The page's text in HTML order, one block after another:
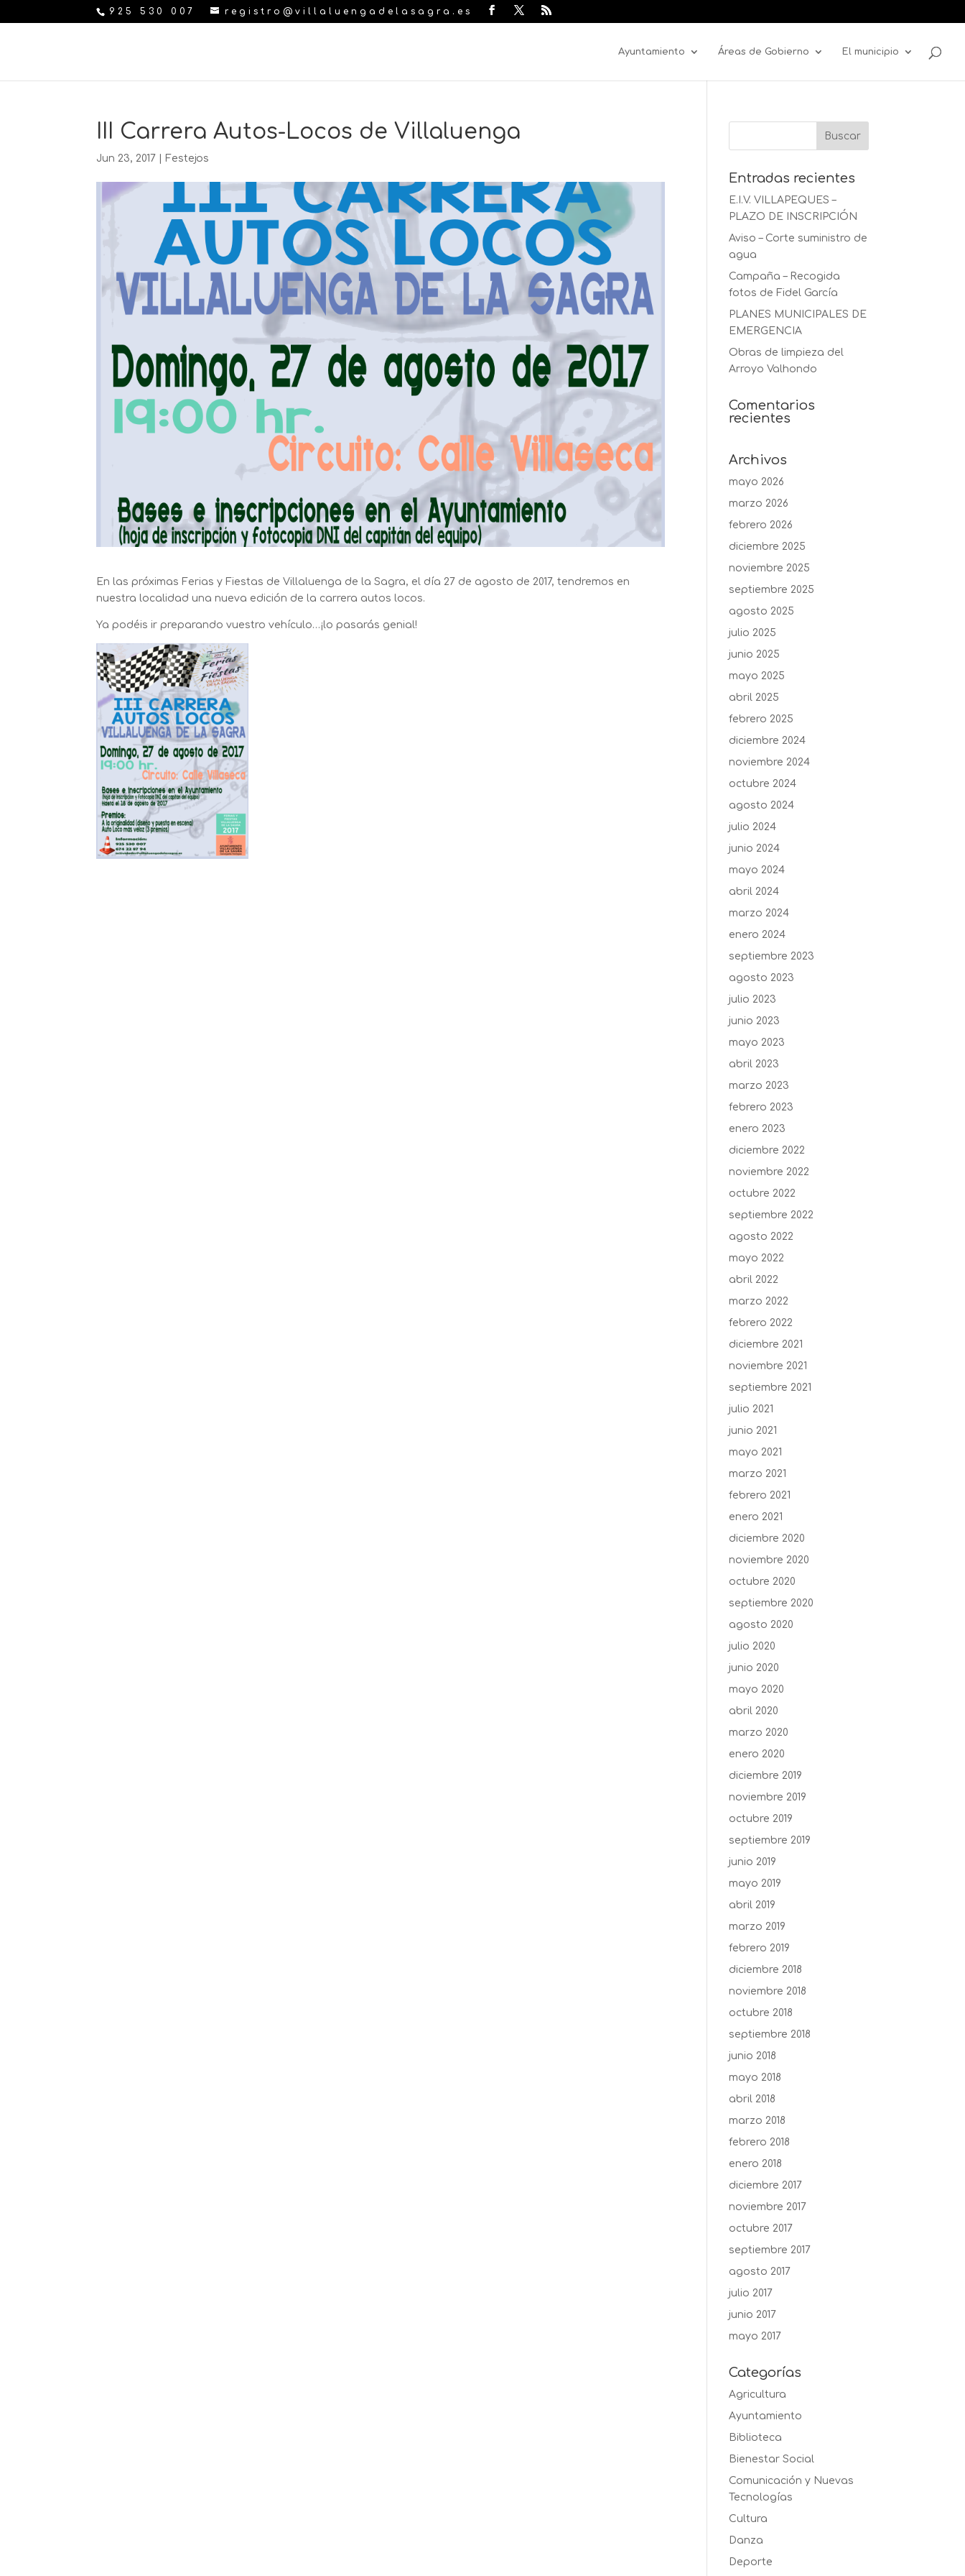
925 530 007 registro@villaluengadelasagra.es
Ayuntamiento Áreas de Gobierno El municipio
III Carrera Autos-Locos de Villaluenga
Jun 23, 2017 Festejos
En las próximas Ferias y Fiestas de Villaluenga de la Sagra, el día 27 de agosto de 2017, tendremos en
nuestra localidad una nueva edición de la carrera autos locos.
Ya podéis ir preparando vuestro vehículo…¡lo pasarás genial!
Entradas recientes
E.I.V. VILLAPEQUES –
PLAZO DE INSCRIPCIÓN
Aviso – Corte suministro de
agua
Campaña – Recogida
fotos de Fidel García
PLANES MUNICIPALES DE
EMERGENCIA
Obras de limpieza del
Arroyo Valhondo
Comentarios
recientes
Archivos
mayo 2026
marzo 2026
febrero 2026
diciembre 2025
noviembre 2025
septiembre 2025
agosto 2025
julio 2025
junio 2025
mayo 2025
abril 2025
febrero 2025
diciembre 2024
noviembre 2024
octubre 2024
agosto 2024
julio 2024
junio 2024
mayo 2024
abril 2024
marzo 2024
enero 2024
septiembre 2023
agosto 2023
julio 2023
junio 2023
mayo 2023
abril 2023
marzo 2023
febrero 2023
enero 2023
diciembre 2022
noviembre 2022
octubre 2022
septiembre 2022
agosto 2022
mayo 2022
abril 2022
marzo 2022
febrero 2022
diciembre 2021
noviembre 2021
septiembre 2021
julio 2021
junio 2021
mayo 2021
marzo 2021
febrero 2021
enero 2021
diciembre 2020
noviembre 2020
octubre 2020
septiembre 2020
agosto 2020
julio 2020
junio 2020
mayo 2020
abril 2020
marzo 2020
enero 2020
diciembre 2019
noviembre 2019
octubre 2019
septiembre 2019
junio 2019
mayo 2019
abril 2019
marzo 2019
febrero 2019
diciembre 2018
noviembre 2018
octubre 2018
septiembre 2018
junio 2018
mayo 2018
abril 2018
marzo 2018
febrero 2018
enero 2018
diciembre 2017
noviembre 2017
octubre 2017
septiembre 2017
agosto 2017
julio 2017
junio 2017
mayo 2017
Categorías
Agricultura
Ayuntamiento
Biblioteca
Bienestar Social
Comunicación y Nuevas
Tecnologías
Cultura
Danza
Deporte